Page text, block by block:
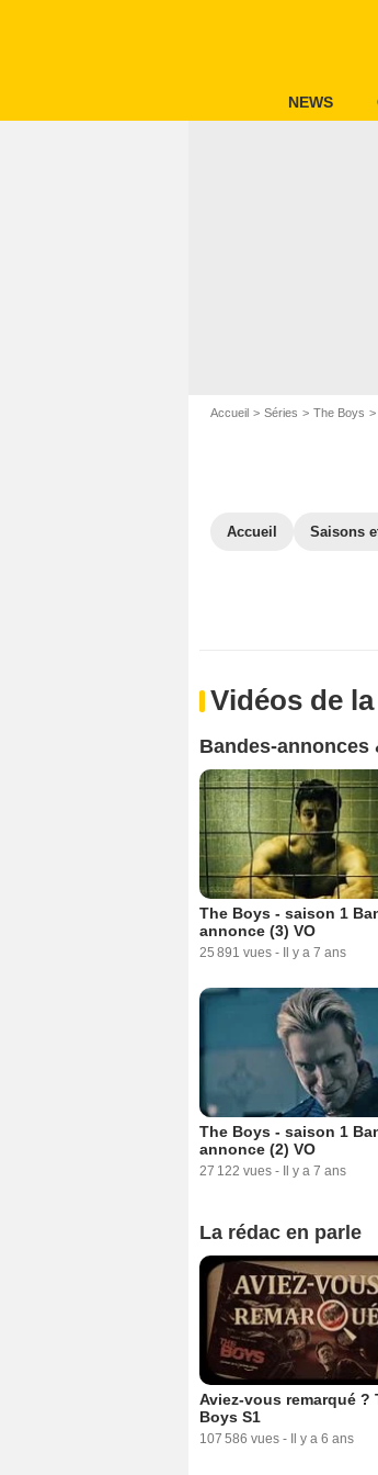
NEWS
Accueil Séries The Boys
Accueil Saisons
Vidéos de
Bandes-annonces
The Boys - saison 1
annonce (3) VO
25 891 vues - Il y a 7 ans
The Boys - saison 1
annonce (2) VO
27 122 vues - Il y a 7 ans
La rédac en parle
Aviez-vous remarqué ?
Boys S1
107 586 vues - Il y a 6 ans